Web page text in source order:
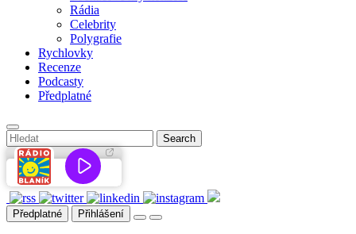
Rádia
Celebrity
Polygrafie
Rychlovky
Recenze
Podcasty
Předplatné
Předplatné Přihlášení